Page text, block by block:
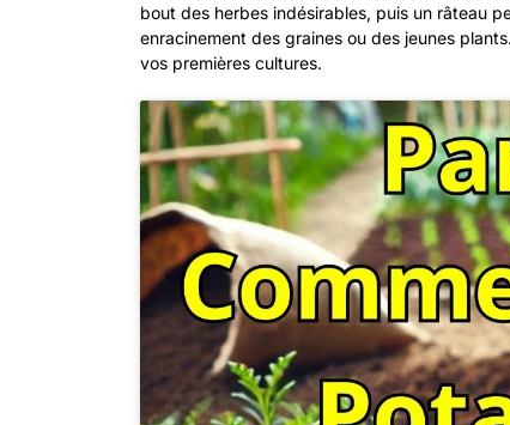
bout des herbes indésirables, puis un râteau
enracinement des graines ou des jeunes
vos premières cultures.